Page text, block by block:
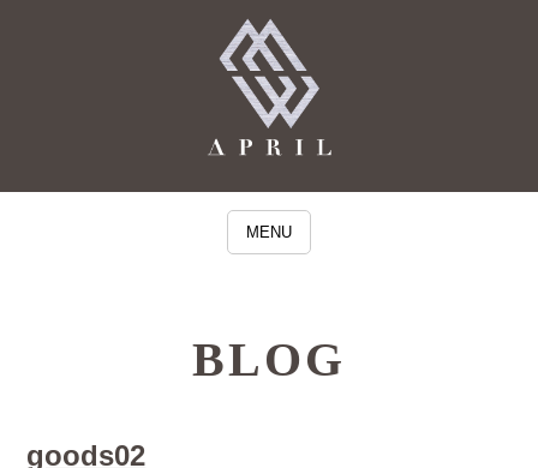
MENU
BLOG
goods02